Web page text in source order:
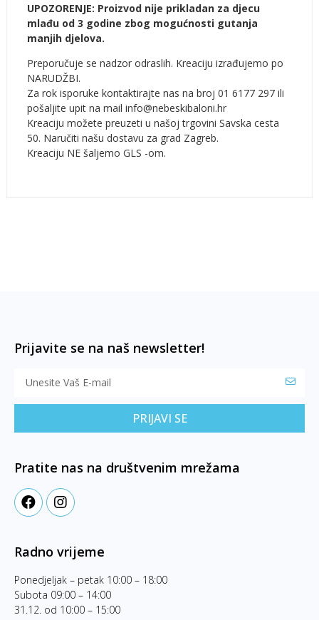
UPOZORENJE: Proizvod nije prikladan za djecu
mlađu od 3 godine zbog mogućnosti gutanja
manjih djelova.
Preporučuje se nadzor odraslih. Kreaciju izrađujemo po
NARUDŽBI.
Za rok isporuke kontaktirajte nas na broj 01 6177 297 ili
pošaljite upit na mail info@nebeskibaloni.hr
Kreaciju možete preuzeti u našoj trgovini Savska cesta
50. Naručiti našu dostavu za grad Zagreb.
Kreaciju NE šaljemo GLS -om.
Prijavite se na naš newsletter!
PRIJAVI SE
Pratite nas na društvenim mrežama
Radno vrijeme
Ponedjeljak – petak 10:00 – 18:00
Subota 09:00 – 14:00
31.12. od 10:00 – 15:00